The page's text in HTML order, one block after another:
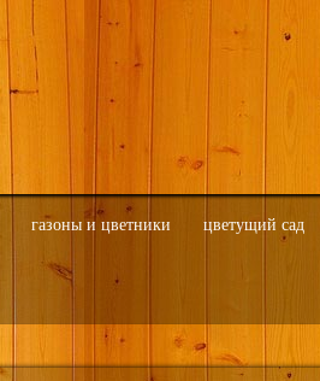
газоны и цветники цветущий сад